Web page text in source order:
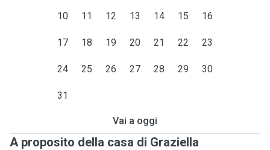
10 11 12 13 14 15 16
17 18 19 20 21 22 23
24 25 26 27 28 29 30
31
Vai a oggi
A proposito della casa di Graziella